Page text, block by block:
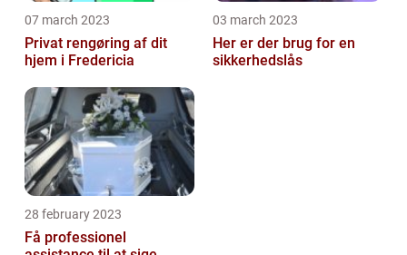
07 march 2023
Privat rengøring af dit
hjem i Fredericia
03 march 2023
Her er der brug for en
sikkerhedslås
28 february 2023
Få professionel